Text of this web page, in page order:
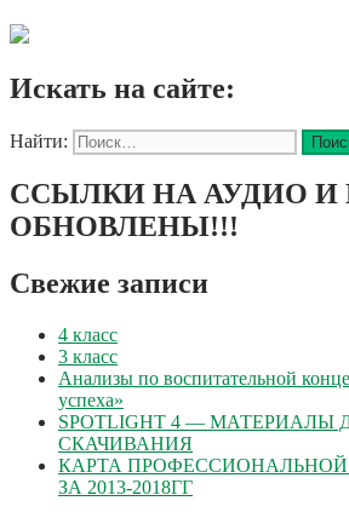
Искать на сайте:
Найти:
ССЫЛКИ НА АУДИО И
ОБНОВЛЕНЫ!!!
Свежие записи
4 класс
3 класс
Анализы по воспитательной
успеха»
SPOTLIGHT 4 — МАТЕРИАЛЫ
СКАЧИВАНИЯ
КАРТА
ЗА 2013-2018ГГ